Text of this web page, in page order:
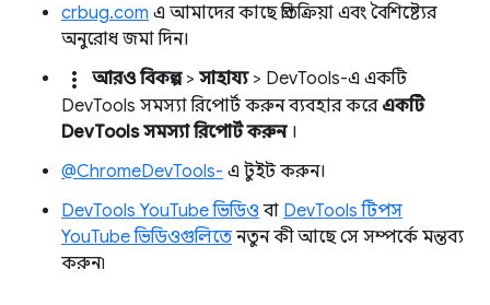
crbug.com এ আমাদের কাছে প্রতিক্রিয়া এবং বৈশিষ্ট্যের
অনুরোধ জমা দিন।
more_vert আরও বিকল্প> সাহায্য> DevTools-এ একটি
DevTools সমস্যা রিপোর্ট করুন ব্যবহার করে একটি
DevTools সমস্যা রিপোর্ট করুন।
@ChromeDevTools- এ টুইট করুন।
DevTools YouTube ভিডিও বা DevTools টিপস
YouTube ভিডিওগুলিতে নতুন কী আছে সে সম্পর্কে মন্তব্য
করুন৷